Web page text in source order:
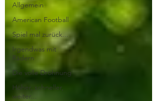
Allgemein
American Football
Spiel mal zurück...
Irgendwas mit
Rädern
Die volle Dröhnung
Höher, schneller,
weiter...